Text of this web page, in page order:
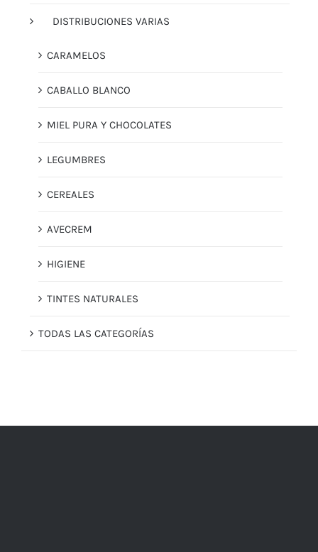
DISTRIBUCIONES VARIAS
CARAMELOS
CABALLO BLANCO
MIEL PURA Y CHOCOLATES
LEGUMBRES
CEREALES
AVECREM
HIGIENE
TINTES NATURALES
TODAS LAS CATEGORÍAS